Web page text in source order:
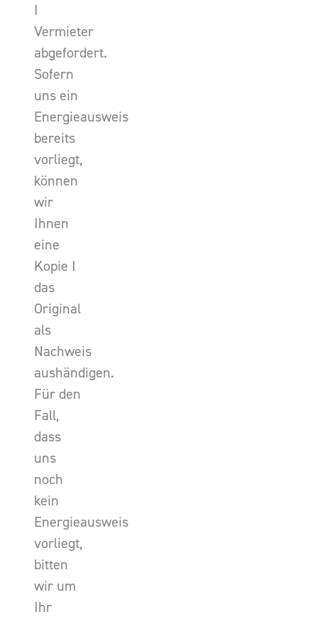
I
Vermieter
abgefordert.
Sofern
uns ein
Energieausweis
bereits
vorliegt,
können
wir
Ihnen
eine
Kopie I
das
Original
als
Nachweis
aushändigen.
Für den
Fall,
dass
uns
noch
kein
Energieausweis
vorliegt,
bitten
wir um
Ihr